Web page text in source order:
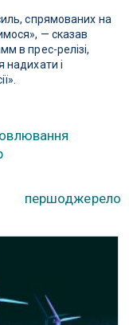
спрямованих на
— сказав
в прес-релізі,
надихати і
першоджерело